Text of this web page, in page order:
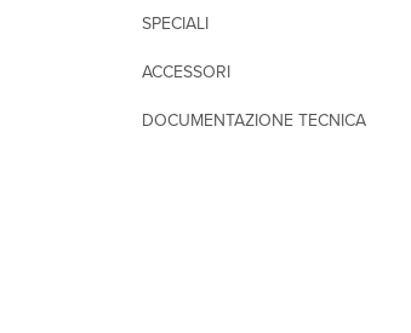
SPECIALI
ACCESSORI
DOCUMENTAZIONE TECNICA